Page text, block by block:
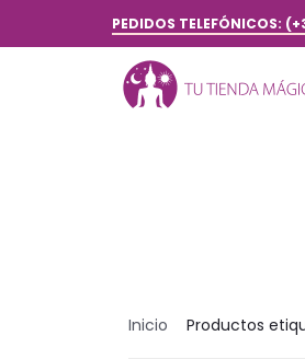
PEDIDOS TELEFÓNICOS:
Inicio Productos